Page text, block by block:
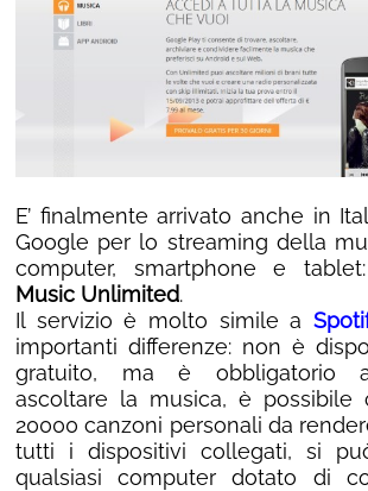
E’ finalmente arrivato anche in
Google per lo streaming della
computer, smartphone e
Music Unlimited.
Il servizio è molto simile a
importanti differenze: non è
gratuito, ma è obbligatorio
ascoltare la musica, è possibile
20000 canzoni personali da
tutti i dispositivi collegati, si
qualsiasi computer dotato di